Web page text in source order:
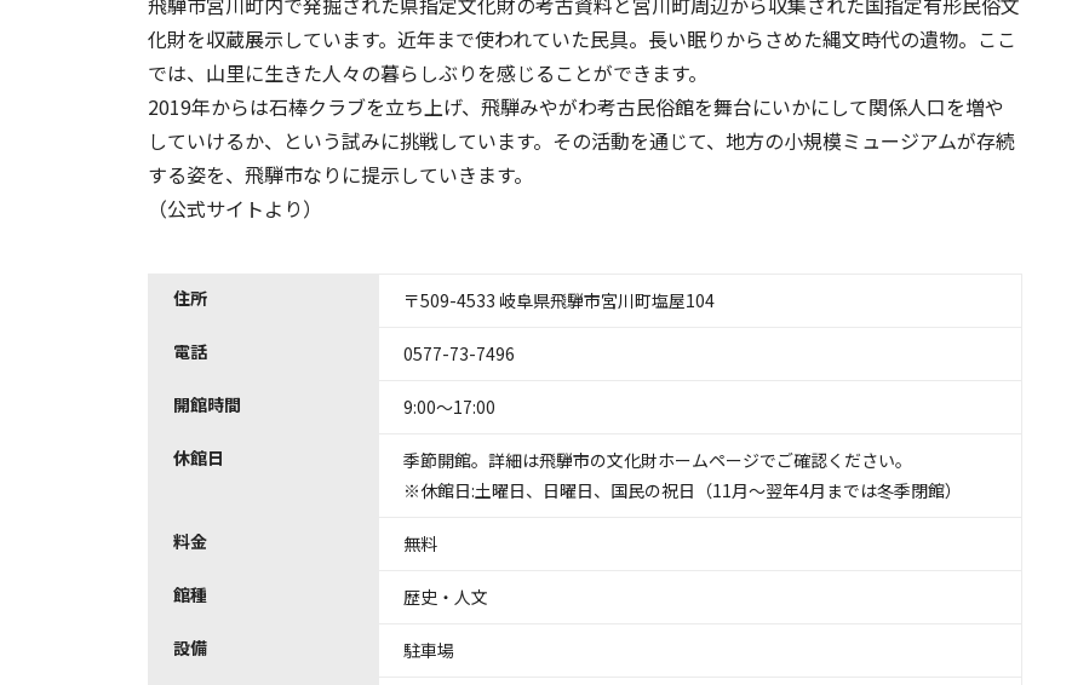
化財を収蔵展示しています。近年まで使われていた民具。長い眠りからさめた縄文時代の遺物。ここ
では、山里に生きた人々の暮らしぶりを感じることができます。
2019年からは石棒クラブを立ち上げ、飛騨みやがわ考古民俗館を舞台にいかにして関係人口を増や
していけるか、という試みに挑戦しています。その活動を通じて、地方の小規模ミュージアムが存続
する姿を、飛騨市なりに提示していきます。
（公式サイトより）
住所 〒509-4533 岐阜県飛騨市宮川町塩屋104
電話 0577-73-7496
開館時間 9:00～17:00
休館日
季節開館。詳細は飛騨市の文化財ホームページでご確認ください。
※休館日:土曜日、日曜日、国民の祝日（11月～翌年4月までは冬季閉館）
料金 無料
館種 歴史・人文
設備 駐車場